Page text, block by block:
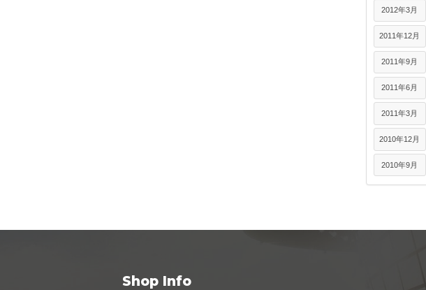
2012年3月
2011年12月
2011年9月
2011年6月
2011年3月
2010年12月
2010年9月
Shop Info